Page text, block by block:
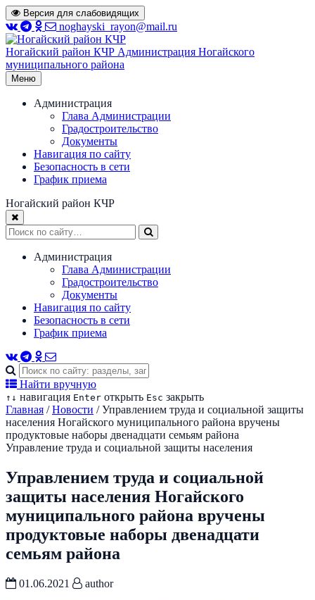
Перейти
к
содержимому
Версия для слабовидящих
noghayski_rayon@mail.ru
Ногайский район КЧР Администрация Ногайского
муниципального района
Меню
Администрация
Глава Администрации
Градостроительство
Документы
Навигация по сайту
Безопасность в сети
График приема
Ногайский район КЧР
Администрация
Глава Администрации
Градостроительство
Документы
Навигация по сайту
Безопасность в сети
График приема
Найти вручную
↑ ↓ навигация Enter открыть Esc закрыть
Главная / Новости / Управлением труда и социальной защиты
населения Ногайского муниципального района вручены
продуктовые наборы двенадцати семьям района
Управление труда и социальной защиты населения
Управлением труда и социальной
защиты населения Ногайского
муниципального района вручены
продуктовые наборы двенадцати
семьям района
01.06.2021
author